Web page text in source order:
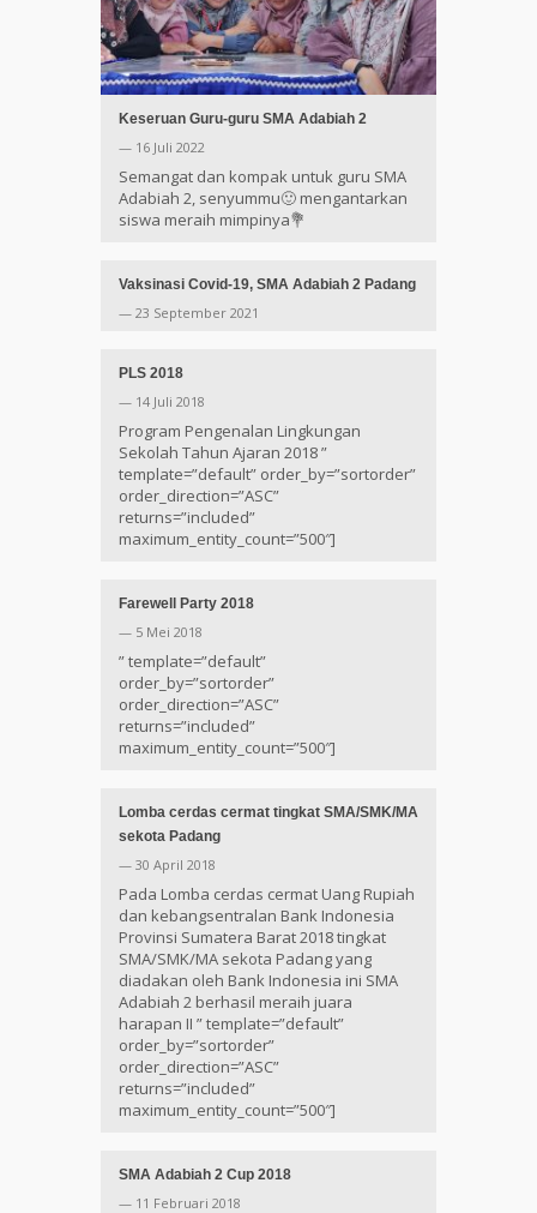
Keseruan Guru-guru SMA Adabiah 2
— 16 Juli 2022
Semangat dan kompak untuk guru SMA
Adabiah 2, senyummu🙂 mengantarkan
siswa meraih mimpinya💐
Vaksinasi Covid-19, SMA Adabiah 2 Padang
— 23 September 2021
PLS 2018
— 14 Juli 2018
Program Pengenalan Lingkungan
Sekolah Tahun Ajaran 2018 ”
template=”default” order_by=”sortorder”
order_direction=”ASC”
returns=”included”
maximum_entity_count=”500″]
Farewell Party 2018
— 5 Mei 2018
” template=”default”
order_by=”sortorder”
order_direction=”ASC”
returns=”included”
maximum_entity_count=”500″]
Lomba cerdas cermat tingkat SMA/SMK/MA
sekota Padang
— 30 April 2018
Pada Lomba cerdas cermat Uang Rupiah
dan kebangsentralan Bank Indonesia
Provinsi Sumatera Barat 2018 tingkat
SMA/SMK/MA sekota Padang yang
diadakan oleh Bank Indonesia ini SMA
Adabiah 2 berhasil meraih juara
harapan II ” template=”default”
order_by=”sortorder”
order_direction=”ASC”
returns=”included”
maximum_entity_count=”500″]
SMA Adabiah 2 Cup 2018
— 11 Februari 2018